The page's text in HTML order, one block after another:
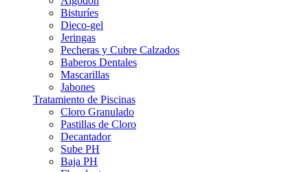
Bisturíes
Dieco-gel
Jeringas
Pecheras y Cubre Calzados
Baberos Dentales
Mascarillas
Jabones
Tratamiento de Piscinas
Cloro Granulado
Pastillas de Cloro
Decantador
Sube PH
Baja PH